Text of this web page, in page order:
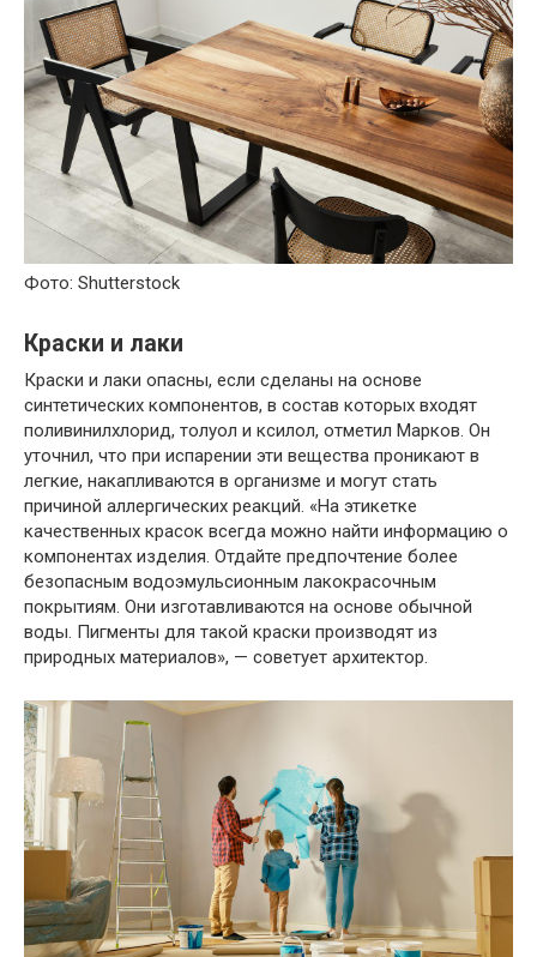
Фото: Shutterstock
Краски и лаки
Краски и лаки опасны, если сделаны на основе
синтетических компонентов, в состав которых входят
поливинилхлорид, толуол и ксилол, отметил Марков. Он
уточнил, что при испарении эти вещества проникают в
легкие, накапливаются в организме и могут стать
причиной аллергических реакций. «На этикетке
качественных красок всегда можно найти информацию о
компонентах изделия. Отдайте предпочтение более
безопасным водоэмульсионным лакокрасочным
покрытиям. Они изготавливаются на основе обычной
воды. Пигменты для такой краски производят из
природных материалов», — советует архитектор.